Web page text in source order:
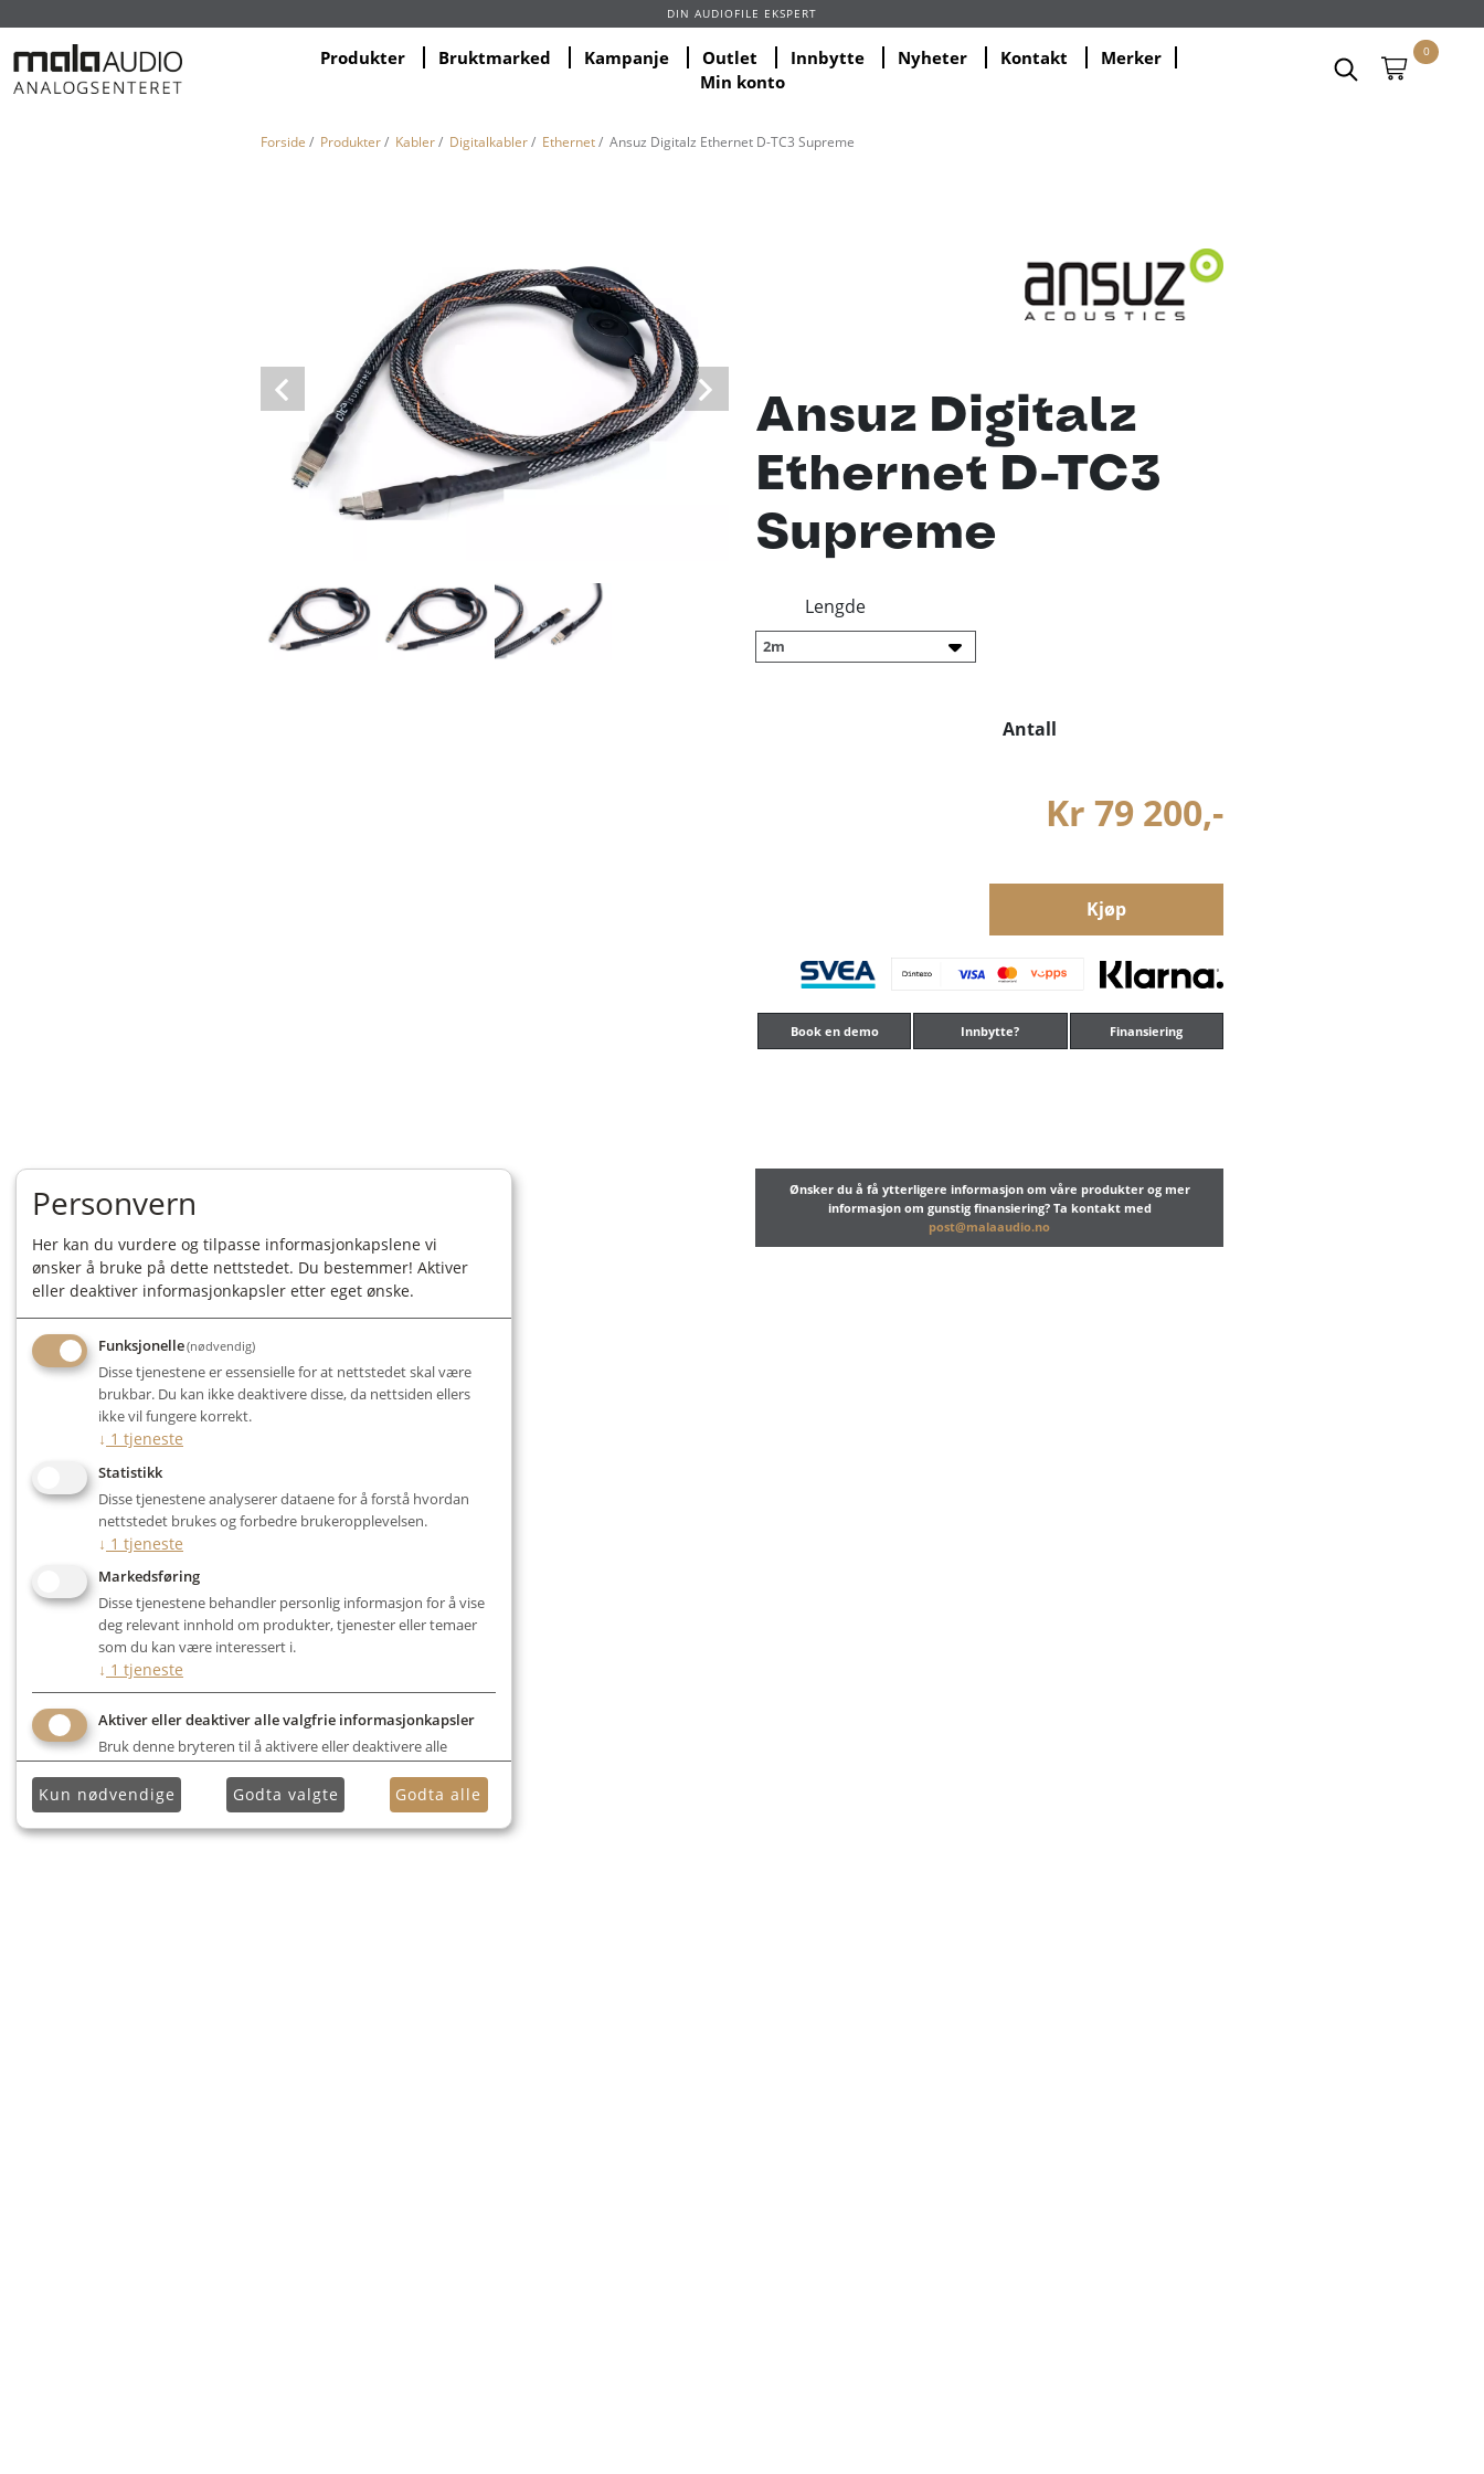
DIN AUDIOFILE EKSPERT
Produkter Bruktmarked Kampanje Outlet Innbytte Nyheter Kontakt
Merker
Min konto
0
Forside / Produkter/ Kabler/ Digitalkabler/ Ethernet/ Ansuz Digitalz Ethernet D-TC3 Supreme
Ansuz Digitalz
Ethernet D-TC3
Supreme
Lengde
Antall
Kr 79 200,-
Kjøp
Book en demo Innbytte? Finansiering
Ønsker du å få ytterligere informasjon om våre produkter og mer
informasjon om gunstig finansiering? Ta kontakt med
post@malaaudio.no
Personvern
Her kan du vurdere og tilpasse informasjonkapslene vi
ønsker å bruke på dette nettstedet. Du bestemmer! Aktiver
eller deaktiver informasjonkapsler etter eget ønske.
Funksjonelle(nødvendig)
Disse tjenestene er essensielle for at nettstedet skal være
brukbar. Du kan ikke deaktivere disse, da nettsiden ellers
ikke vil fungere korrekt.
↓ 1 tjeneste
Statistikk
Disse tjenestene analyserer dataene for å forstå hvordan
nettstedet brukes og forbedre brukeropplevelsen.
↓ 1 tjeneste
Markedsføring
Disse tjenestene behandler personlig informasjon for å vise
deg relevant innhold om produkter, tjenester eller temaer
som du kan være interessert i.
↓ 1 tjeneste
Aktiver eller deaktiver alle valgfrie informasjonkapsler
Bruk denne bryteren til å aktivere eller deaktivere alle
Kun nødvendige Godta valgte Godta alle